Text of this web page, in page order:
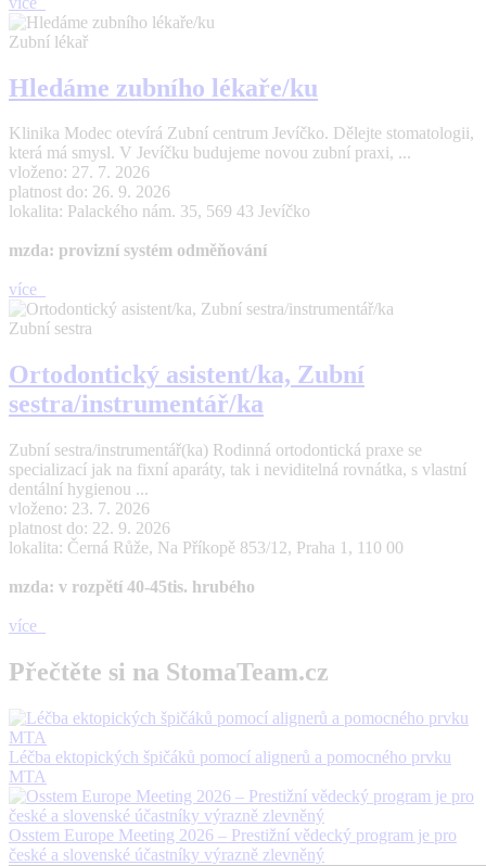
Zubní lékař
Hledáme zubního lékaře/ku
Klinika Modec otevírá Zubní centrum Jevíčko. Dělejte stomatologii,
která má smysl. V Jevíčku budujeme novou zubní praxi, ...
vloženo: 27. 7. 2026
platnost do: 26. 9. 2026
lokalita: Palackého nám. 35, 569 43 Jevíčko
mzda: provizní systém odměňování
více
Zubní sestra
Ortodontický asistent/ka, Zubní
sestra/instrumentář/ka
Zubní sestra/instrumentář(ka) Rodinná ortodontická praxe se
specializací jak na fixní aparáty, tak i neviditelná rovnátka, s vlastní
dentální hygienou ...
vloženo: 23. 7. 2026
platnost do: 22. 9. 2026
lokalita: Černá Růže, Na Příkopě 853/12, Praha 1, 110 00
mzda: v rozpětí 40-45tis. hrubého
více
Přečtěte si na StomaTeam.cz
Léčba ektopických špičáků pomocí alignerů a pomocného prvku
MTA
Osstem Europe Meeting 2026 – Prestižní vědecký program je pro
české a slovenské účastníky výrazně zlevněný